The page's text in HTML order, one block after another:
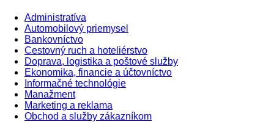
Administratíva
Automobilový priemysel
Bankovníctvo
Cestovný ruch a hoteliérstvo
Doprava, logistika a poštové služby
Ekonomika, financie a účtovníctvo
Informačné technológie
Manažment
Marketing a reklama
Obchod a služby zákazníkom